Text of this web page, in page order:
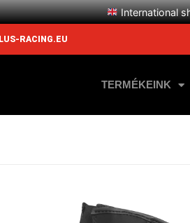
International
RACING.EU
TERMÉKEINK